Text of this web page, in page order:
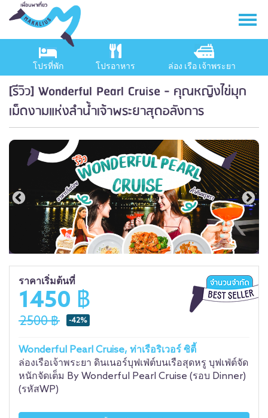
โปรที่พัก โปรอาหาร ล่อง เรือ เจ้าพระยา
[รีวิว] Wonderful Pearl Cruise - คุณหญิงไข่มุก
เม็ดงามแห่งลำน้ำเจ้าพระยาสุดอลังการ
ราคาเริ่มต้นที่
1450 ฿
2500 ฿ -42%
Wonderful Pearl Cruise, ท่าเรือริเวอร์ ซิตี้
ล่องเรือเจ้าพระยา ดินเนอร์บุฟเฟ่ต์บนเรือสุดหรู บุฟเฟ่ต์จัด
หนักจัดเต็ม By Wonderful Pearl Cruise (รอบ Dinner)
(รหัสWP)